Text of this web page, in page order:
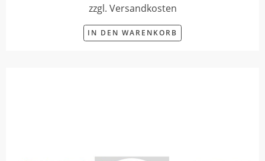
zzgl. Versandkosten
IN DEN WARENKORB